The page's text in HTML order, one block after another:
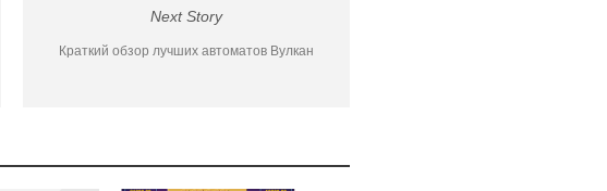
Next Story
Краткий обзор лучших автоматов Вулкан